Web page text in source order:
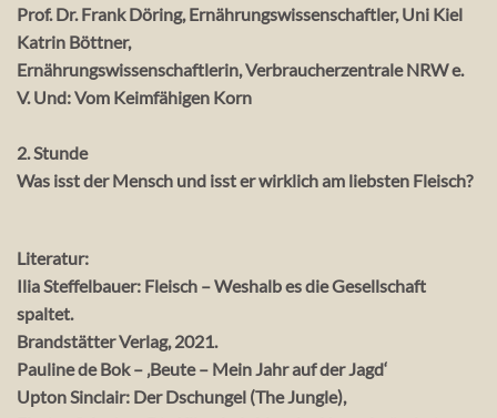
Prof. Dr. Frank Döring, Ernährungswissenschaftler, Uni Kiel
Katrin Böttner,
Ernährungswissenschaftlerin, Verbraucherzentrale NRW e.
V. Und: Vom Keimfähigen Korn
2. Stunde
Was isst der Mensch und isst er wirklich am liebsten Fleisch?
Literatur:
Ilia Steffelbauer: Fleisch – Weshalb es die Gesellschaft
spaltet.
Brandstätter Verlag, 2021.
Pauline de Bok – ‚Beute – Mein Jahr auf der Jagd‘
Upton Sinclair: Der Dschungel (The Jungle),